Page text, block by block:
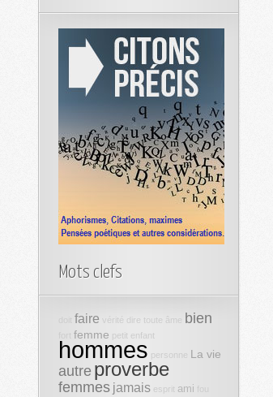
Mots clefs
faire vérité dire toute âme bien
femme petit enfant
hommes personne La vie
autre proverbe
femmes jamais esprit ami fou